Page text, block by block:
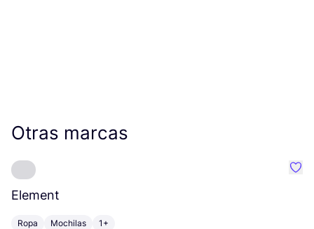
Otras marcas
Element
Ropa Mochilas 1+